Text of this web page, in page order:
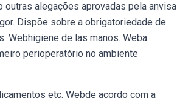
outras alegações aprovadas pela anvisa
Dispõe sobre a obrigatoriedade de
Webhigiene de las manos. Weba
perioperatório no ambiente
etc. Webde acordo com a